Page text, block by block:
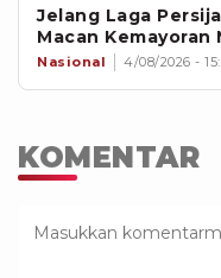
Jelang Laga
Macan Kemayoran
Nasional 4/08/2026 -
KOMENTAR